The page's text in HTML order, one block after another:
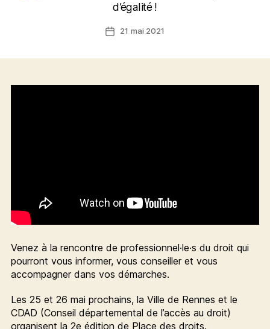
d’égalité !
Date21 mai 2021
Venez à la rencontre de professionnel·le·s du droit qui
pourront vous informer, vous conseiller et vous
accompagner dans vos démarches.
Les 25 et 26 mai prochains, la Ville de Rennes et le
CDAD (Conseil départemental de l’accès au droit)
organisent la 2e édition de Place des droits.